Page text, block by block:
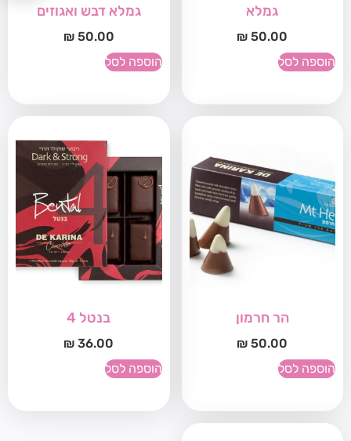
גמלא
₪ 50.00
הוספה לסל
גמלא דבש ואגוזים
₪50.00
הוספה לסל
הר חרמון
₪ 50.00
הוספה לסל
בנטל 4
₪ 36.00
הוספה לסל